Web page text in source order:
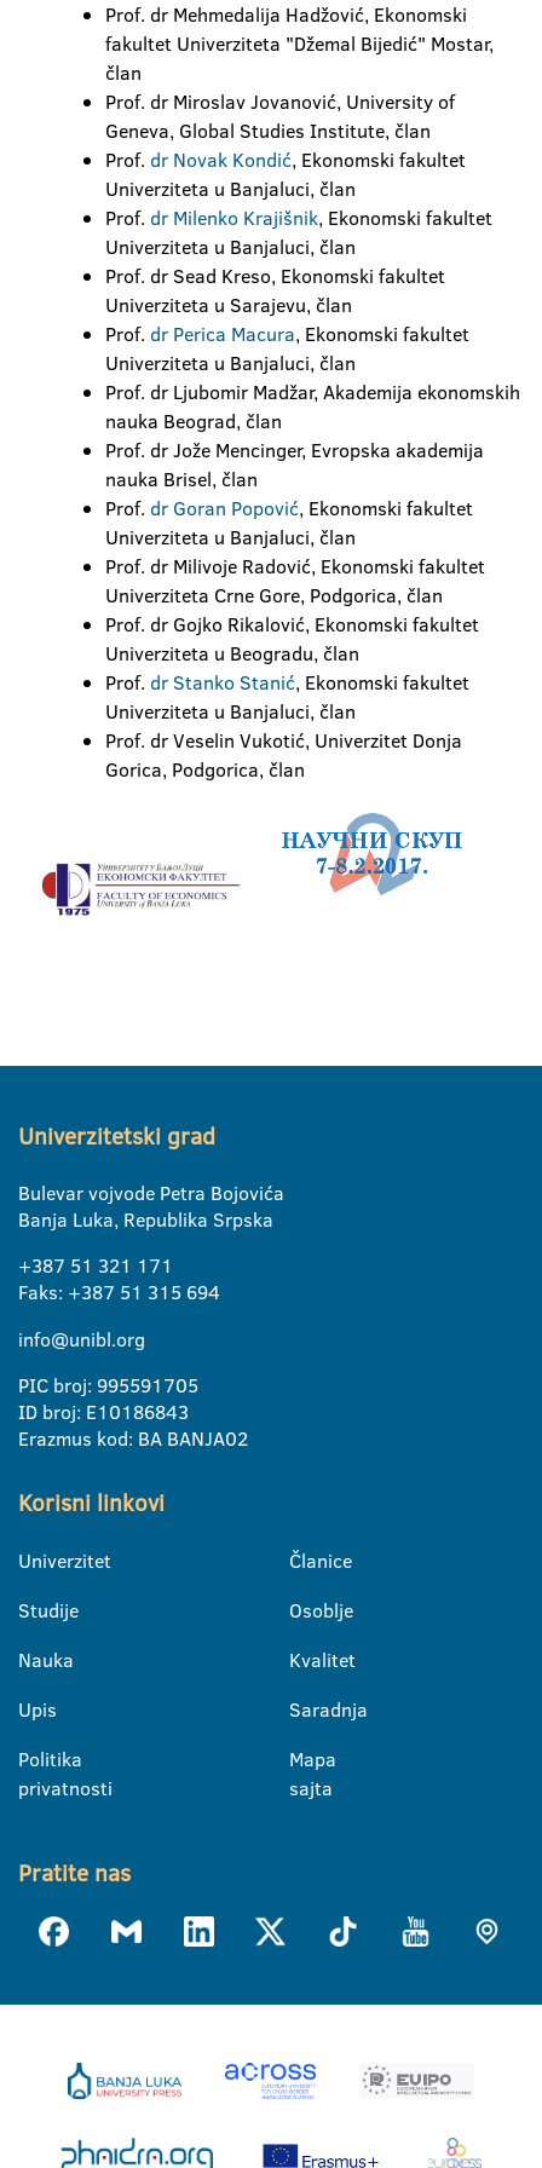
Prof. dr Mehmedalija Hadžović, Ekonomski
fakultet Univerziteta "Džemal Bijedić" Mostar,
član
Prof. dr Miroslav Jovanović, University of
Geneva, Global Studies Institute, član
Prof. dr Novak Kondić, Ekonomski fakultet
Univerziteta u Banjaluci, član
Prof. dr Milenko Krajišnik, Ekonomski fakultet
Univerziteta u Banjaluci, član
Prof. dr Sead Kreso, Ekonomski fakultet
Univerziteta u Sarajevu, član
Prof. dr Perica Macura, Ekonomski fakultet
Univerziteta u Banjaluci, član
Prof. dr Ljubomir Madžar, Akademija ekonomskih
nauka Beograd, član
Prof. dr Jože Mencinger, Evropska akademija
nauka Brisel, član
Prof. dr Goran Popović, Ekonomski fakultet
Univerziteta u Banjaluci, član
Prof. dr Milivoje Radović, Ekonomski fakultet
Univerziteta Crne Gore, Podgorica, član
Prof. dr Gojko Rikalović, Ekonomski fakultet
Univerziteta u Beogradu, član
Prof. dr Stanko Stanić, Ekonomski fakultet
Univerziteta u Banjaluci, član
Prof. dr Veselin Vukotić, Univerzitet Donja
Gorica, Podgorica, član
Univerzitetski grad
Bulevar vojvode Petra Bojovića
Banja Luka, Republika Srpska
+387 51 321 171
Faks: +387 51 315 694
info@unibl.org
PIC broj: 995591705
ID broj: E10186843
Erazmus kod: BA BANJA02
Korisni linkovi
Univerzitet
Studije
Nauka
Upis
Politika
privatnosti
Članice
Osoblje
Kvalitet
Saradnja
Mapa
sajta
Pratite nas